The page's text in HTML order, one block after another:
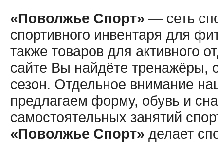
«Поволжье Спорт» — сеть
спортивного инвентаря для
также товаров для активного
сайте Вы найдёте тренажёры,
сезон. Отдельное внимание
предлагаем форму, обувь и
самостоятельных занятий
«Поволжье Спорт» делает